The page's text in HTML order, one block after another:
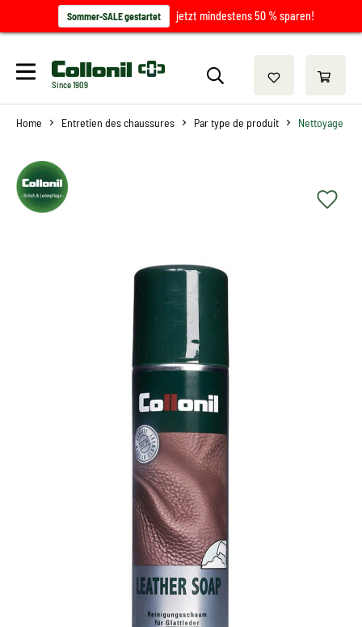
Sommer-SALE gestartet jetzt mindestens 50 % sparen!
Since 1909
Home Entretien des chaussures Par type de produit Nettoyage